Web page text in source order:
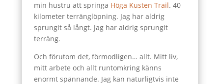
min hustru att springa Höga Kusten Trail. 40
kilometer terränglöpning. Jag har aldrig
sprungit så långt. Jag har aldrig sprungit
terräng.
Och förutom det, förmodligen… allt. Mitt liv,
mitt arbete och allt runtomkring känns
enormt spännande. Jag kan naturligtvis inte